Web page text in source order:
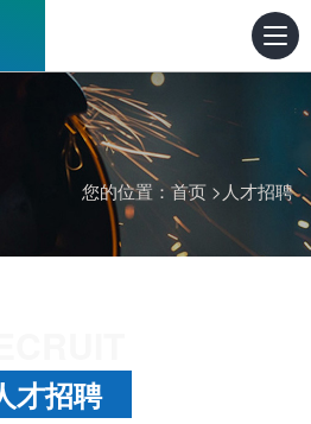
您的位置： 首页 > 人才招聘
才招聘